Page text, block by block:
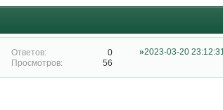
0
56
2023-03-20 23:12:31